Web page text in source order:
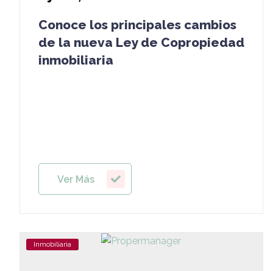
Conoce los principales cambios
de la nueva Ley de Copropiedad
inmobiliaria
Ver Más
Inmobiliaria